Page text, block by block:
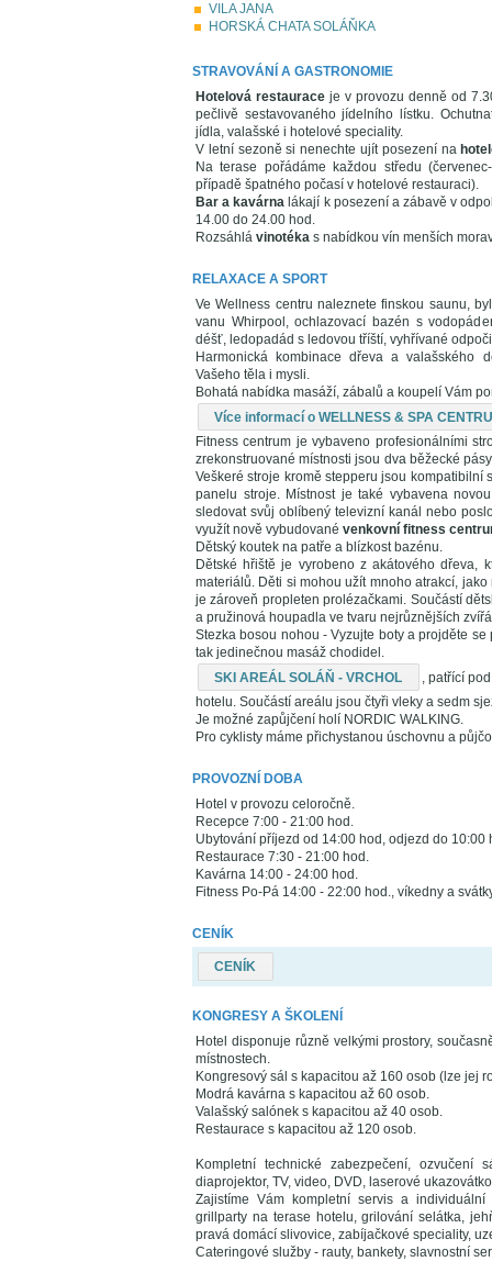
VILA JANA
HORSKÁ CHATA SOLÁŇKA
STRAVOVÁNÍ A GASTRONOMIE
Hotelová restauraceje v provozu denně od
pečlivě sestavovaného jídelního lístku.
jídla, valašské i hotelové speciality.
V letní sezoně si nenechte ujít posezení na
Na terase pořádáme každou středu
případě špatného počasí v hotelové restauraci).
Bar a kavárna lákají k posezení a zábavě v
14.00 do 24.00 hod.
Rozsáhlá vinotéka s nabídkou vín menších
RELAXACE A SPORT
Ve Wellness centru naleznete finskou saunu,
vanu Whirpool, ochlazovací bazén s
déšť, ledopadád s ledovou tříští, vyhřívané
Harmonická kombinace dřeva a valašského
Vašeho těla i mysli.
Bohatá nabídka masáží, zábalů a koupelí Vám
Více informací o WELLNESS & SPA
Fitness centrum je vybaveno profesionálními
zrekonstruované místnosti jsou dva běžecké
Veškeré stroje kromě stepperu jsou
panelu stroje. Místnost je také vybavena
sledovat svůj oblíbený televizní kanál nebo
využít nově vybudované venkovní fitness
Dětský koutek na patře a blízkost bazénu.
Dětské hřiště je vyrobeno z akátového dřeva,
materiálů. Děti si mohou užít mnoho atrakcí,
je zároveň propleten prolézačkami. Součástí
a pružinová houpadla ve tvaru nejrůznějších
Stezka bosou nohou - Vyzujte boty a projděte
tak jedinečnou masáž chodidel.
SKI AREÁL SOLÁŇ - VRCHOL
, patřící
hotelu. Součástí areálu jsou čtyři vleky a sedm
Je možné zapůjčení holí NORDIC WALKING.
Pro cyklisty máme přichystanou úschovnu a
PROVOZNÍ DOBA
Hotel v provozu celoročně.
Recepce 7:00 - 21:00 hod.
Ubytování příjezd od 14:00 hod, odjezd do 10:00
Restaurace 7:30 - 21:00 hod.
Kavárna 14:00 - 24:00 hod.
Fitness Po-Pá 14:00 - 22:00 hod., víkedny a
CENÍK
CENÍK
KONGRESY A ŠKOLENÍ
Hotel disponuje různě velkými prostory,
místnostech.
Kongresový sál s kapacitou až 160 osob (lze jej
Modrá kavárna s kapacitou až 60 osob.
Valašský salónek s kapacitou až 40 osob.
Restaurace s kapacitou až 120 osob.
Kompletní technické zabezpečení, ozvučení
diaprojektor, TV, video, DVD, laserové
Zajistíme Vám kompletní servis a
grillparty na terase hotelu, grilování selátka,
pravá domácí slivovice, zabíjačkové speciality,
Cateringové služby - rauty, bankety, slavnostní